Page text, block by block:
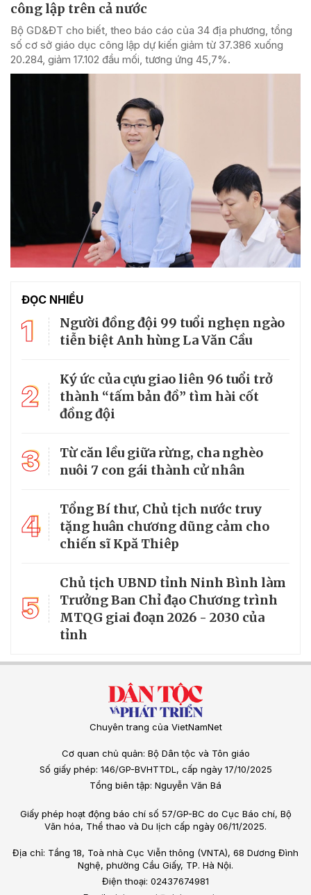
công lập trên cả nước
Bộ GD&ĐT cho biết, theo báo cáo của 34 địa phương, tổng
số cơ sở giáo dục công lập dự kiến giảm từ 37.386 xuống
20.284, giảm 17.102 đầu mối, tương ứng 45,7%.
ĐỌC NHIỀU
1
Người đồng đội 99 tuổi nghẹn ngào
tiễn biệt Anh hùng La Văn Cầu
2
Ký ức của cựu giao liên 96 tuổi trở
thành “tấm bản đồ” tìm hài cốt
đồng đội
3
Từ căn lều giữa rừng, cha nghèo
nuôi 7 con gái thành cử nhân
4
Tổng Bí thư, Chủ tịch nước truy
tặng huân chương dũng cảm cho
chiến sĩ Kpă Thiêp
5
Chủ tịch UBND tỉnh Ninh Bình làm
Trưởng Ban Chỉ đạo Chương trình
MTQG giai đoạn 2026 - 2030 của
tỉnh
Chuyên trang của VietNamNet
Cơ quan chủ quản: Bộ Dân tộc và Tôn giáo
Số giấy phép: 146/GP-BVHTTDL, cấp ngày 17/10/2025
Tổng biên tập: Nguyễn Văn Bá
Giấy phép hoạt động báo chí số 57/GP-BC do Cục Báo chí, Bộ
Văn hóa, Thể thao và Du lịch cấp ngày 06/11/2025.
Địa chỉ: Tầng 18, Toà nhà Cục Viễn thông (VNTA), 68 Dương Đình
Nghệ, phường Cầu Giấy, TP. Hà Nội.
Điện thoại: 02437674981